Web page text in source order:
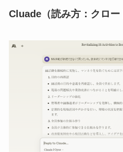
Cluade（読み方：クロー